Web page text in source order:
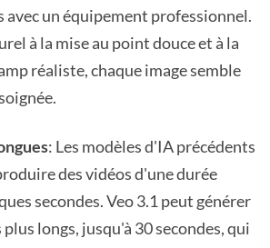
avec un équipement professionnel.
à la mise au point douce et à la
réaliste, chaque image semble
: Les modèles d'IA précédents
des vidéos d'une durée
secondes. Veo 3.1 peut générer
longs, jusqu'à 30 secondes, qui